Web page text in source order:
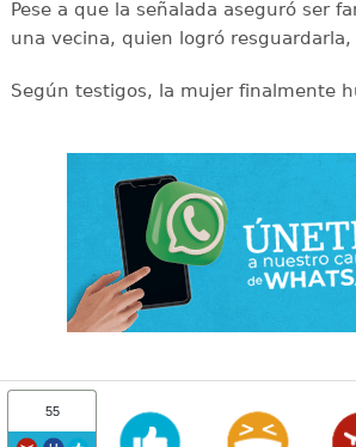
Pese a que la señalada aseguró ser
una vecina, quien logró
Según testigos, la mujer finalmente
55